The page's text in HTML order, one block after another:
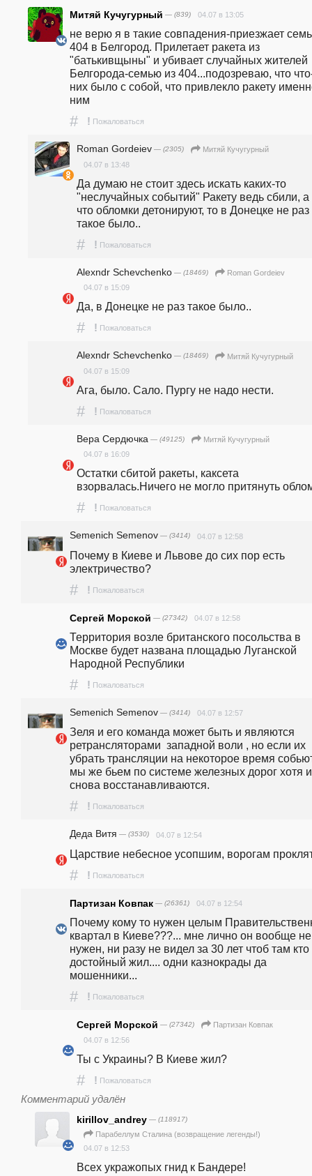
Митяй Кучугурный — (839) 04.07 в 13:05
не верю я в такие совпадения-приезжает
404 в Белгород. Прилетает ракета из
"батькивщыны" и убивает случайных жителей
Белгорода-семью из 404...подозреваю, что
них было с собой, что привлекло ракету
ним
# ! Пожаловаться
Roman Gordeiev — (2305)
Митяй Кучугурный
04.07 в 13:48
Да думаю не стоит здесь искать каких-то
"неслучайных событий" Ракету ведь сбили, а
что обломки детонируют, то в Донецке не раз
такое было..
# ! Пожаловаться
Alexndr Schevchenko — (18469)
Roman Gordeiev
04.07 в 15:09
Да, в Донецке не раз такое было..
# ! Пожаловаться
Alexndr Schevchenko — (18469)
Митяй Кучугурный
04.07 в 15:09
Ага, было. Сало. Пургу не надо нести.
# ! Пожаловаться
Вера Сердючка — (49125)
Митяй Кучугурный
04.07 в 16:09
Остатки сбитой ракеты, каксета
взорвалась.Ничего не могло притянуть
# ! Пожаловаться
Semenich Semenov — (3414) 04.07 в 12:58
Почему в Киеве и Львове до сих пор есть
электричество?
# ! Пожаловаться
Cергей Морcкой — (27342) 04.07 в 12:58
Территория возле британского посольства в
Москве будет названа площадью Луганской
Народной Республики
# ! Пожаловаться
Semenich Semenov — (3414) 04.07 в 12:57
Зеля и его команда может быть и являются
ретрансляторами  западной воли , но если их
убрать трансляции на некоторое время
мы же бьем по системе железных дорог хотя
снова восстанавливаются.
# ! Пожаловаться
Деда Витя — (3530) 04.07 в 12:54
Царствие небесное усопшим, ворогам
# ! Пожаловаться
Партизан Ковпак — (26361) 04.07 в 12:54
Почему кому то нужен целым
квартал в Киеве???... мне лично он вообще не
нужен, ни разу не видел за 30 лет чтоб там кто
достойный жил.... одни казнокрады да
мошенники...
# ! Пожаловаться
Cергей Морcкой — (27342)
Партизан Ковпак
04.07 в 12:56
Ты с Украины? В Киеве жил?
# ! Пожаловаться
Комментарий удалён
kirillov_andrey — (118917)
Парабеллум Сталина (возвращение легенды!)
04.07 в 12:53
Всех укражопых гнид к Бандере!